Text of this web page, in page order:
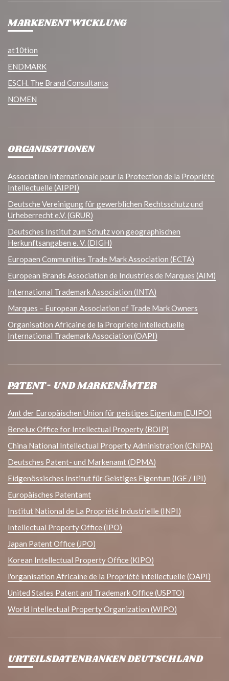
MARKENENTWICKLUNG
at10tion
ENDMARK
ESCH. The Brand Consultants
NOMEN
ORGANISATIONEN
Association Internationale pour la Protection de la Propriété
Intellectuelle (AIPPI)
Deutsche Vereinigung für gewerblichen Rechtsschutz und
Urheberrecht e.V. (GRUR)
Deutsches Institut zum Schutz von geographischen
Herkunftsangaben e. V. (DIGH)
Europaen Communities Trade Mark Association (ECTA)
European Brands Association de Industries de Marques (AIM)
International Trademark Association (INTA)
Marques – European Association of Trade Mark Owners
Organisation Africaine de la Propriete Intellectuelle
International Trademark Association (OAPI)
PATENT- UND MARKENÄMTER
Amt der Europäischen Union für geistiges Eigentum (EUIPO)
Benelux Office for Intellectual Property (BOIP)
China National Intellectual Property Administration (CNIPA)
Deutsches Patent- und Markenamt (DPMA)
Eidgenössisches Institut für Geistiges Eigentum (IGE / IPI)
Europäisches Patentamt
Institut National de La Propriété Industrielle (INPI)
Intellectual Property Office (IPO)
Japan Patent Office (JPO)
Korean Intellectual Property Office (KIPO)
l'organisation Africaine de la Propriété intellectuelle (OAPI)
United States Patent and Trademark Office (USPTO)
World Intellectual Property Organization (WIPO)
URTEILSDATENBANKEN DEUTSCHLAND